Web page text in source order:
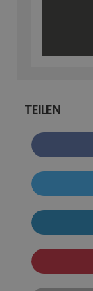
TEILEN